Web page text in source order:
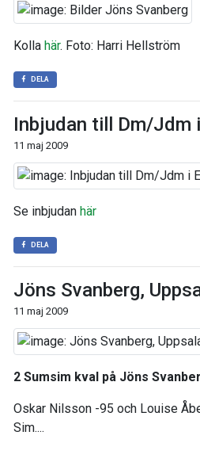
Kolla här. Foto: Harri Hellström
DELA
Inbjudan till Dm/Jdm
11 maj 2009
Se inbjudan här
DELA
Jöns Svanberg,
11 maj 2009
2 Sumsim kval på Jöns
Oskar Nilsson -95 och Louise
Sim....